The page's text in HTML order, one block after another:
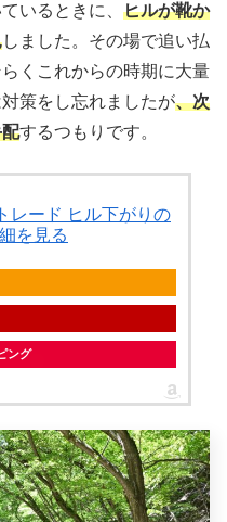
いるときに、 ヒルが靴か
しました。その場で追い払
くこれからの時期に大量
策をし忘れましたが、次
するつもりです。
レード ヒル下がりの
を見る
ング